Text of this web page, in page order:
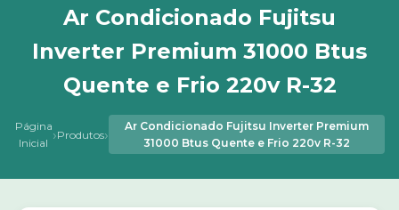
Ar Condicionado Fujitsu
Inverter Premium 31000 Btus
Quente e Frio 220v R-32
Página
Inicial ›Produtos›
Ar Condicionado Fujitsu Inverter Premium
31000 Btus Quente e Frio 220v R-32